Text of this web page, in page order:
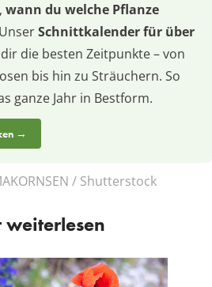
wann du welche Pflanze
Schnittkalender für über
die besten Zeitpunkte – von
bis hin zu Sträuchern. So
ganze Jahr in Bestform.
→
/ Shutterstock
weiterlesen